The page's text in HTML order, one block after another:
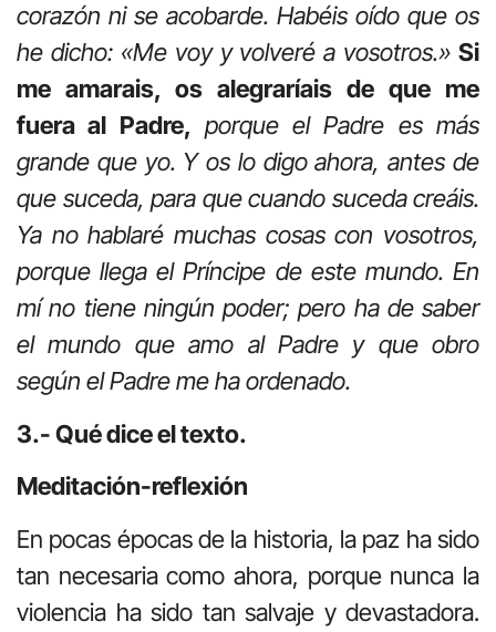
corazón ni se acobarde. Habéis oído que os
he dicho: «Me voy y volveré a vosotros.» Si
me amarais, os alegraríais de que me
fuera al Padre, porque el Padre es más
grande que yo. Y os lo digo ahora, antes de
que suceda, para que cuando suceda creáis.
Ya no hablaré muchas cosas con vosotros,
porque llega el Príncipe de este mundo. En
mí no tiene ningún poder; pero ha de saber
el mundo que amo al Padre y que obro
según el Padre me ha ordenado.
3.- Qué dice el texto.
Meditación-reflexión
En pocas épocas de la historia, la paz ha sido
tan necesaria como ahora, porque nunca la
violencia ha sido tan salvaje y devastadora.